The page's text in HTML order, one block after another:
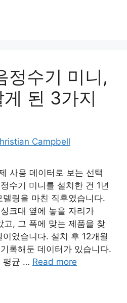
정수기 미니,
된 3가지
Campbell
사용 데이터로 보는 선택
수기 미니를 설치한 건 1년
링을 마친 직후였습니다.
크대 옆에 놓을 자리가
, 그 폭에 맞는 제품을 찾
었습니다. 설치 후 12개월
록해둔 데이터가 있습니다.
평균 … Read more